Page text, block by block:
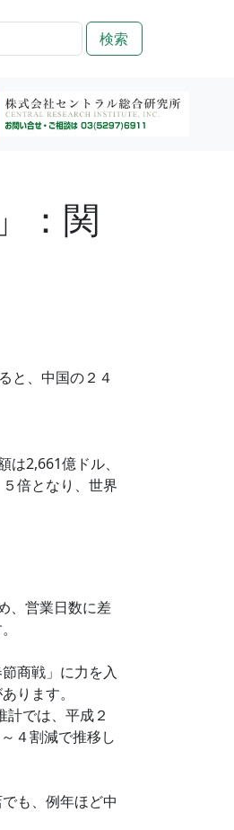
検索
：関
と、中国の２４
2,661億ドル、
倍となり、世界
、営業日数に差
商戦」に力を入
ります。
では、平成２
４割減で推移し
も、例年ほど中